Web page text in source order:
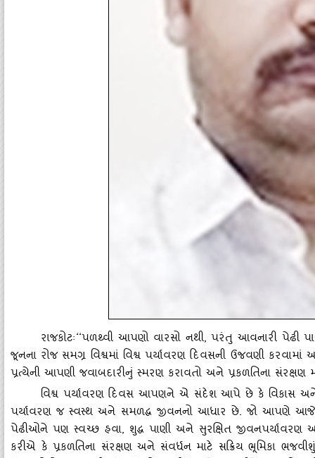
રાજકોટઃ‘‘પળથ્‍વી આપણો વારસો નથી, પરંતુ આવનારી પેઢી
જૂનના રોજ સમગ્ર વિશ્વમાં વિશ્વ પર્યાવરણ દિવસની ઉજવણી
પ્રત્‍યેની આપણી જવાબદારીનું સ્‍મરણ કરાવતો અને પ્રકળતિના
વિશ્વ પર્યાવરણ દિવસ આપણને એ સંદેશ આપે છે કે વિકાસ
પર્યાવરણ જ સ્‍વસ્‍થ અને સમળદ્ધ જીવનનો આધાર છે. જો આપણે આજે
પેઢીઓને પણ સ્‍વચ્‍છ હવા, શુદ્ધ પાણી અને સુરક્ષિત
કરીએ કે પ્રકળતિના સંરક્ષણ અને સંવર્ધન માટે સક્રિય ભૂમિકા